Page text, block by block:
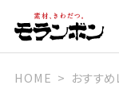
HOME おすす